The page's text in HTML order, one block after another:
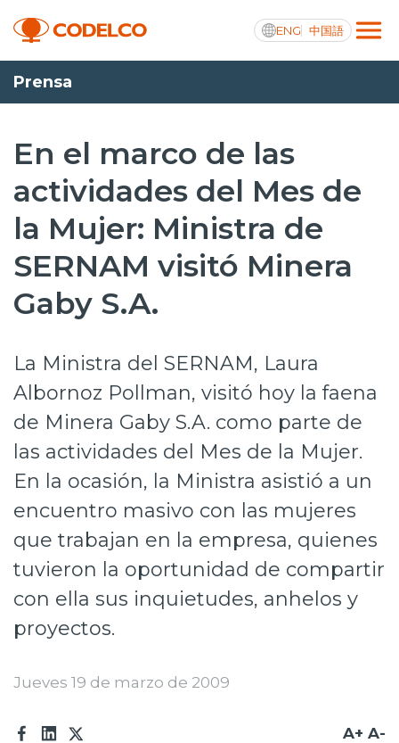
ENG 中国語
Transparencia activa
Nosotros
Operaciones
Proyectos
Sustentabilidad
Inversionistas
Prensa
Trabaja en Codelco
Canales de denuncia
Proveedores
Acceso trabajadores/as
Prensa
En el marco de las
actividades del Mes de
la Mujer: Ministra de
SERNAM visitó Minera
Gaby S.A.
La Ministra del SERNAM, Laura
Albornoz Pollman, visitó hoy la faena
de Minera Gaby S.A. como parte de
las actividades del Mes de la Mujer.
En la ocasión, la Ministra asistió a un
encuentro masivo con las mujeres
que trabajan en la empresa, quienes
tuvieron la oportunidad de compartir
con ella sus inquietudes, anhelos y
proyectos.
Jueves 19 de marzo de 2009
A+ A-